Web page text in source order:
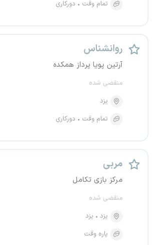
تمام وقت
دورکاری
روانشناس
آرتین پویا پرداز همکده
منقضی شده
یزد
تمام وقت
دورکاری
مربی
مرکز بازی تکامل
منقضی شده
یزد
یزد
پاره وقت